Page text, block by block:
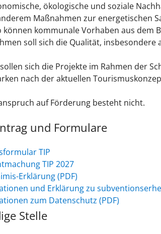
ökologische und soziale
Maßnahmen zur energetischen
können kommunale Vorhaben aus dem
soll sich die Qualität,
sich die Projekte im Rahmen der
nach der aktuellen
auf Förderung besteht nicht.
und Formulare
TIP
TIP 2027
Erklärung (PDF)
und Erklärung zu
zum Datenschutz (PDF)
Stelle